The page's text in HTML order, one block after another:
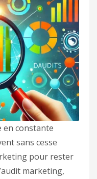
en constante
sans cesse
pour rester
marketing,